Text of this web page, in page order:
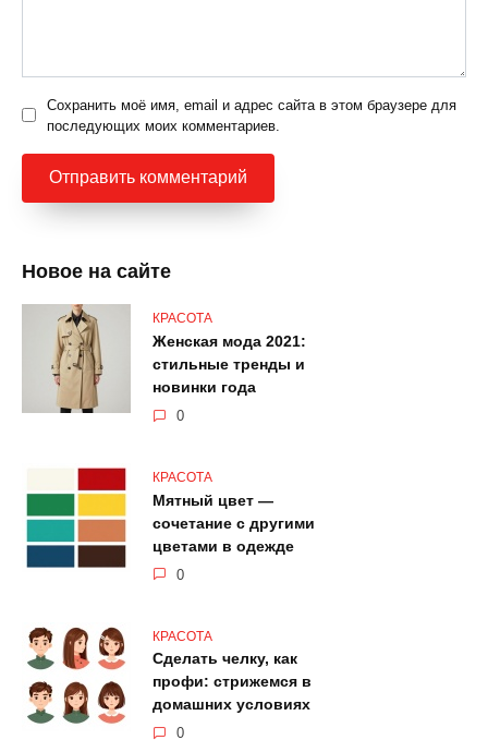
Сохранить моё имя, email и адрес сайта в этом браузере для
последующих моих комментариев.
Новое на сайте
КРАСОТА
Женская мода 2021:
стильные тренды и
новинки года
0
КРАСОТА
Мятный цвет —
сочетание с другими
цветами в одежде
0
КРАСОТА
Сделать челку, как
профи: стрижемся в
домашних условиях
0